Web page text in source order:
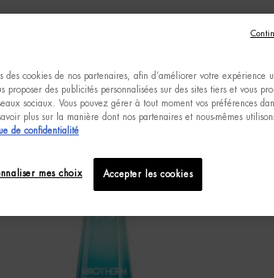
des cookies de nos partenaires, afin d’améliorer votre expérience
proposer des publicités personnalisées sur des sites tiers et vous
sociaux. Vous pouvez gérer à tout moment vos préférences
plus sur la manière dont nos partenaires et nous-mêmes
de confidentialité
Accepter les cookies
mes choix